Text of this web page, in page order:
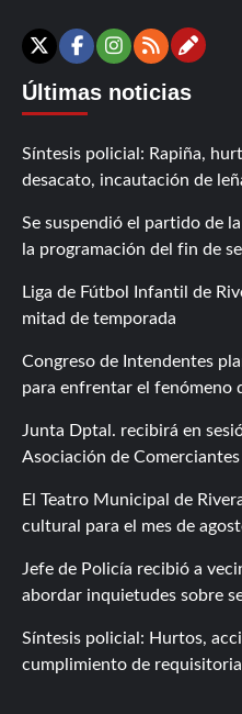
X Facebook
Instagram
RSS
Últimas noticias
Síntesis policial: Rapiña,
desacato, incautación de
Se suspendió el partido de
la programación del fin de
Liga de Fútbol Infantil de
mitad de temporada
Congreso de Intendentes
para enfrentar el fenómeno
Junta Dptal. recibirá en
Asociación de
El Teatro Municipal de
cultural para el mes de
Jefe de Policía recibió a
abordar inquietudes sobre
Síntesis policial: Hurtos,
cumplimiento de requisitoria